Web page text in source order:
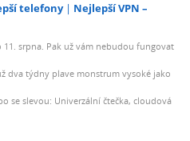
telefony
Nejlepší VPN –
srpna. Pak už vám nebudou fungovat
dva týdny plave monstrum vysoké jako
se slevou: Univerzální čtečka, cloudová